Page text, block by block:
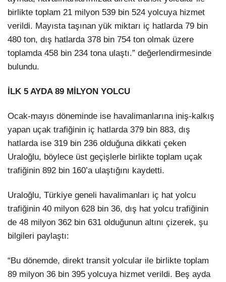
birlikte toplam 21 milyon 539 bin 524 yolcuya hizmet
verildi. Mayısta taşınan yük miktarı iç hatlarda 79 bin
480 ton, dış hatlarda 378 bin 754 ton olmak üzere
toplamda 458 bin 234 tona ulaştı.” değerlendirmesinde
bulundu.
İLK 5 AYDA 89 MİLYON YOLCU
Ocak-mayıs döneminde ise havalimanlarına iniş-kalkış
yapan uçak trafiğinin iç hatlarda 379 bin 883, dış
hatlarda ise 319 bin 236 olduğuna dikkati çeken
Uraloğlu, böylece üst geçişlerle birlikte toplam uçak
trafiğinin 892 bin 160’a ulaştığını kaydetti.
Uraloğlu, Türkiye geneli havalimanları iç hat yolcu
trafiğinin 40 milyon 628 bin 36, dış hat yolcu trafiğinin
de 48 milyon 362 bin 631 olduğunun altını çizerek, şu
bilgileri paylaştı:
“Bu dönemde, direkt transit yolcular ile birlikte toplam
89 milyon 36 bin 395 yolcuya hizmet verildi. Beş ayda